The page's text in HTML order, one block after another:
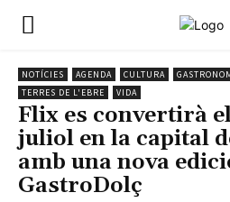
NOTÍCIES AGENDA CULTURA
TERRES DE L'EBRE
VIDA
Flix es convertirà el
juliol en la capital
amb una nova
GastroDolç